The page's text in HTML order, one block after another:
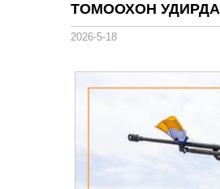
ТОМООХОН
2026-5-18